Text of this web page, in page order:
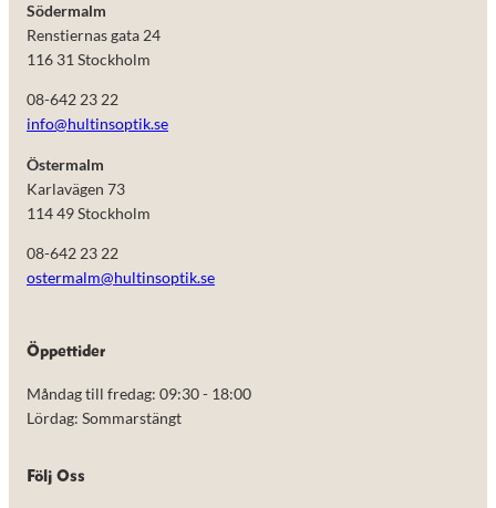
Södermalm
Renstiernas gata 24
116 31 Stockholm
08-642 23 22
info@hultinsoptik.se
Östermalm
Karlavägen 73
114 49 Stockholm
08-642 23 22
ostermalm@hultinsoptik.se
Öppettider
Måndag till fredag: 09:30 - 18:00
Lördag: Sommarstängt
Följ Oss